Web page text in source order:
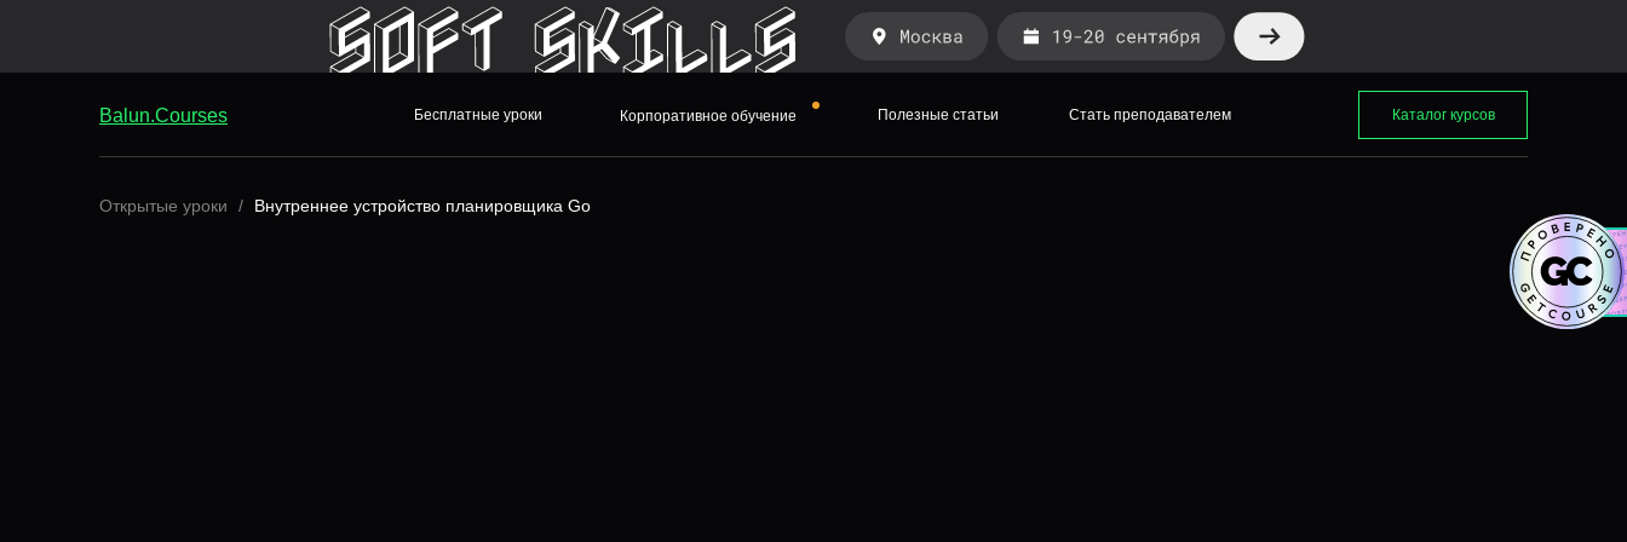
Balun.Courses Бесплатные уроки Корпоративное обучение Полезные статьи Стать преподавателем Каталог курсов
Бесплатные уроки Корпоративное обучение Полезные статьи Стать преподавателем
Открытые уроки Внутреннее устройство планировщика Go